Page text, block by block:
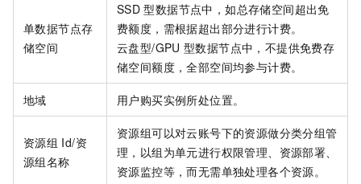
单数据节点存
储空间
SSD 型数据节点中，如总存储空间超出免
费额度，需根据超出部分进行计费。
云盘型/GPU 型数据节点中，不提供免费存
储空间额度，全部空间均参与计费。
地域 用户购买实例所处位置。
资源组 Id/资
源组名称
资源组可以对云账号下的资源做分类分组管
理，以组为单元进行权限管理、资源部署、
资源监控等，而无需单独处理各个资源。